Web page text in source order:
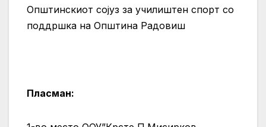
Општинскиот сојуз за училиштен спорт со
поддршка на Општина Радовиш
Пласман: